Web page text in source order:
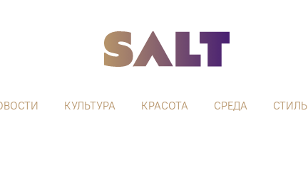
КУЛЬТУРА КРАСОТА СРЕДА